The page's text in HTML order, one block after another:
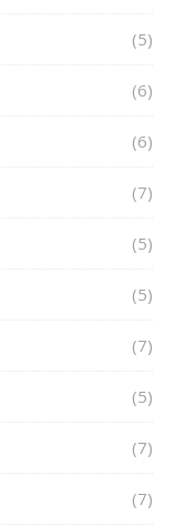
(5)
(6)
(6)
(7)
(5)
(5)
(7)
(5)
(7)
(7)